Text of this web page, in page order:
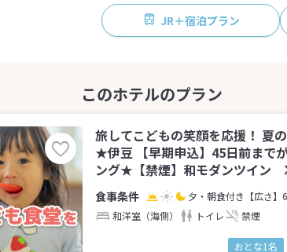
JR＋宿泊プラン
旅してこどもの笑顔を応援！ 夏
★伊豆 【早期申込】45日前まで
ング★【禁煙】和モダンツイン
夕・朝食付き 【広さ
和洋室（海側）
トイレ 禁煙
おとな1名